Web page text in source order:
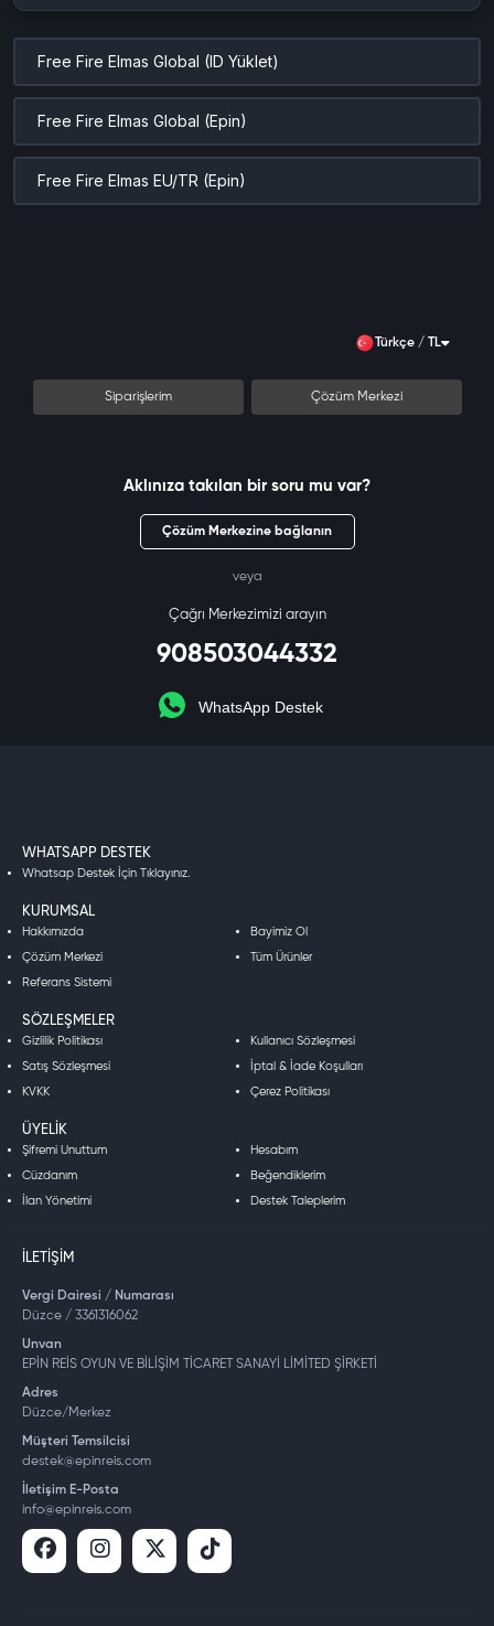
Free Fire Elmas Global (ID Yüklet)
Free Fire Elmas Global (Epin)
Free Fire Elmas EU/TR (Epin)
Türkçe / TL
Siparişlerim Çözüm Merkezi
Aklınıza takılan bir soru mu var?
Çözüm Merkezine bağlanın
veya
Çağrı Merkezimizi arayın
908503044332
WhatsApp Destek
WHATSAPP DESTEK
Whatsap Destek İçin Tıklayınız.
KURUMSAL
Hakkımızda Bayimiz Ol
Çözüm Merkezi Tüm Ürünler
Referans Sistemi
SÖZLEŞMELER
Gizlilik Politikası Kullanıcı Sözleşmesi
Satış Sözleşmesi İptal & İade Koşulları
KVKK Çerez Politikası
ÜYELIK
Şifremi Unuttum Hesabım
Cüzdanım Beğendiklerim
İlan Yönetimi Destek Taleplerim
İLETIŞIM
Vergi Dairesi / Numarası
Düzce / 3361316062
Unvan
EPİN REİS OYUN VE BİLİŞİM TİCARET SANAYİ LİMİTED ŞİRKETİ
Adres
Düzce/Merkez
Müşteri Temsilcisi
destek@epinreis.com
İletişim E-Posta
info@epinreis.com